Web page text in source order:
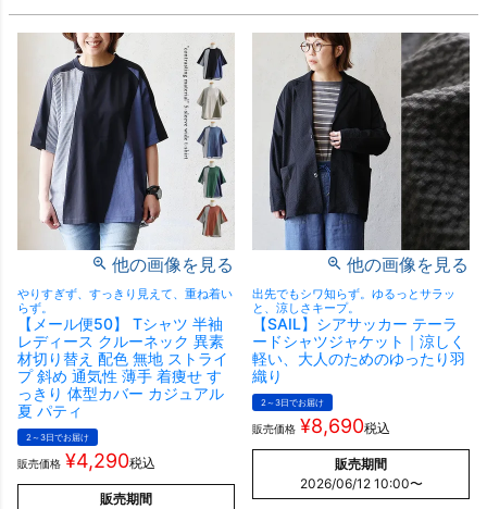
他の画像を見る
やりすぎず、すっきり見えて、重ね着い
らず。
【メール便50】 Tシャツ 半袖
レディース クルーネック 異素
材切り替え 配色 無地 ストライ
プ 斜め 通気性 薄手 着痩せ す
っきり 体型カバー カジュアル
夏 パティ
2～3日でお届け
販売価格 ¥4,290税込
販売期間
他の画像を見る
出先でもシワ知らず。ゆるっとサラッ
と、涼しさキープ。
【SAIL】シアサッカー テーラ
ードシャツジャケット｜涼しく
軽い、大人のためのゆったり羽
織り
2～3日でお届け
販売価格 ¥8,690税込
販売期間
2026/06/12 10:00〜